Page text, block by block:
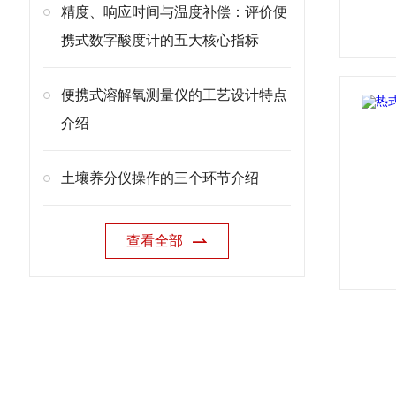
精度、响应时间与温度补偿：评价便
携式数字酸度计的五大核心指标
便携式溶解氧测量仪的工艺设计特点
介绍
土壤养分仪操作的三个环节介绍
查看全部